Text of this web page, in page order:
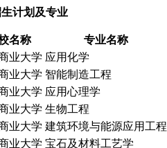
计划及专业
名称 专业名称
业大学 应用化学
业大学 智能制造工程
业大学 应用心理学
业大学 生物工程
业大学 建筑环境与能源应用工程
业大学 宝石及材料工艺学